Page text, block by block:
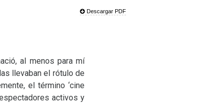
Descargar PDF
al menos para mí
llevaban el rótulo de
el término ‘cine
activos y